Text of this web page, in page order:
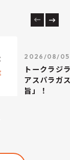
2026/08/05
トークラジ
アスパラガ
旨」！